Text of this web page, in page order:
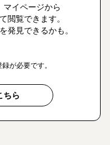
マイページから
閲覧できます。
発見できるかも。
が必要です。
ちら